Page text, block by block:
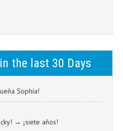
the last 30 Days
Sophía!
→ ¡siete años!